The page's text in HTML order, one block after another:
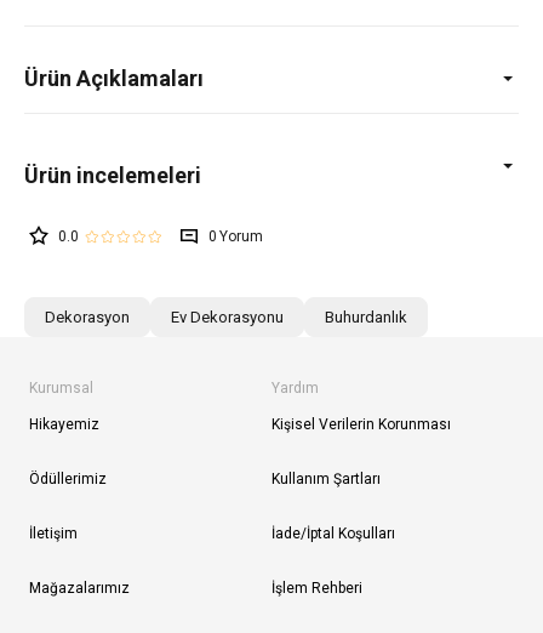
Ürün Açıklamaları
0.0 0
Dekorasyon Ev Dekorasyonu Buhurdanlık
Kurumsal
Hikayemiz
Ödüllerimiz
İletişim
Mağazalarımız
Yardım
Kişisel Verilerin Korunması
Kullanım Şartları
İade/İptal Koşulları
İşlem Rehberi